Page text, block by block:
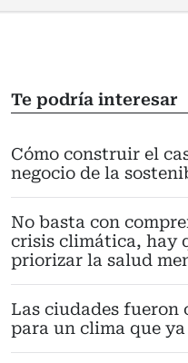
Te podría interesar
Cómo construir el
negocio de la
No basta con
crisis climática, hay
priorizar la salud
Las ciudades fueron
para un clima que